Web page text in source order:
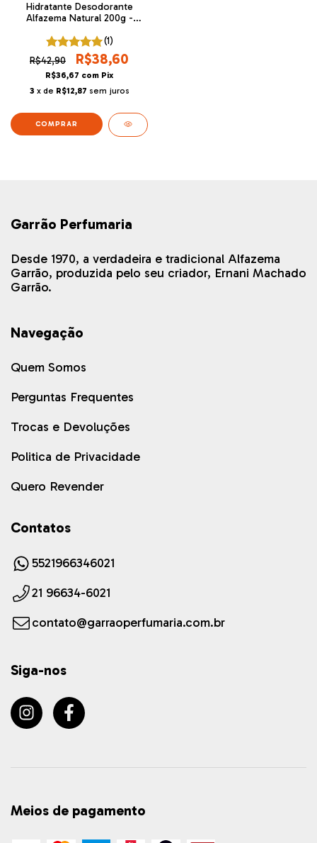
Hidratante Desodorante
Alfazema Natural 200g -
(1)
R$42,90 R$38,60
R$36,67 com Pix
3 x de R$12,87 sem juros
Garrão Perfumaria
Desde 1970, a verdadeira e tradicional Alfazema
Garrão, produzida pelo seu criador, Ernani Machado
Garrão.
Navegação
Quem Somos
Perguntas Frequentes
Trocas e Devoluções
Politica de Privacidade
Quero Revender
Contatos
5521966346021
21 96634-6021
contato@garraoperfumaria.com.br
Siga-nos
Meios de pagamento